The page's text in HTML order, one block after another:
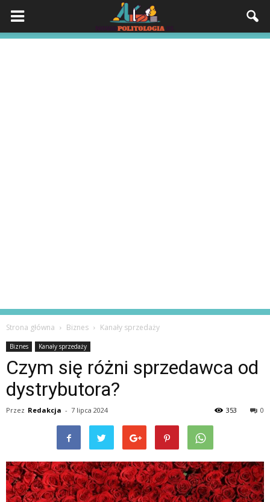
Strona główna Biznes Kanały sprzedaży
Biznes Kanały sprzedaży
Czym się różni sprzedawca od
dystrybutora?
Przez Redakcja - 7 lipca 2024 0
353